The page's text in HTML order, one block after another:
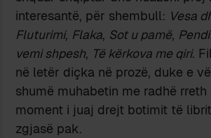
interesantë, për shembull: Vesa
Fluturimi, Flaka, Sot u pamë,
vemi shpesh, Të kërkova me qiri.
në letër diçka në prozë, duke e
shumë muhabetin me radhë
moment i juaj drejt botimit të
zgjasë pak.